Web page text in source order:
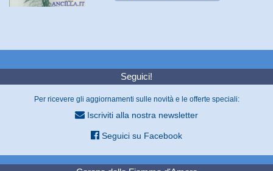
Seguici!
Per ricevere gli aggiornamenti sulle novità e le offerte speciali:
Iscriviti alla nostra newsletter
Seguici su Facebook